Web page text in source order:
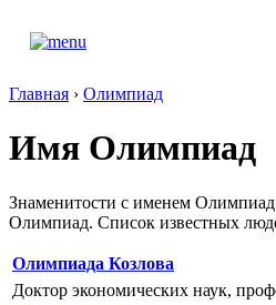
Главная › Олимпиад
Имя Олимпиад
Знаменитости с именем
Олимпиад. Список известных
Олимпиада Козлова
Доктор экономических наук,